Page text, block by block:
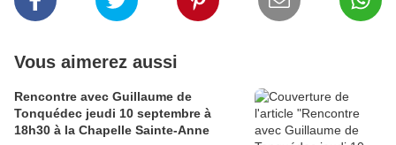
Vous aimerez aussi
Rencontre avec Guillaume de
Tonquédec jeudi 10 septembre à
18h30 à la Chapelle Sainte-Anne